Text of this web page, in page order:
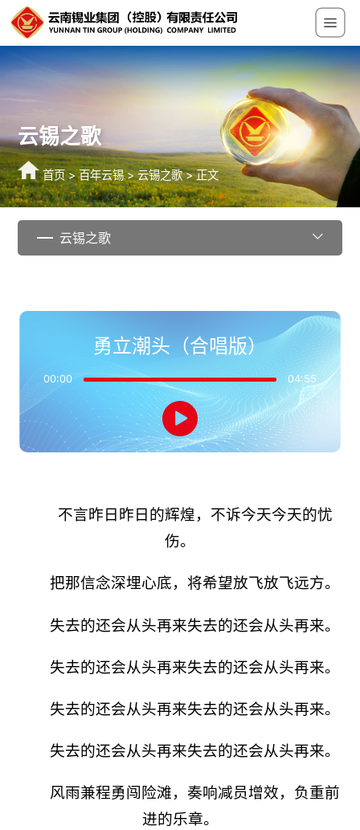
云锡之歌
首页>百年云锡>云锡之歌> 正文
云锡之歌
勇立潮头（合唱版）
00:00 04:55
不言昨日昨日的辉煌，不诉今天今天的忧
伤。
把那信念深埋心底，将希望放飞放飞远方。
失去的还会从头再来失去的还会从头再来。
失去的还会从头再来失去的还会从头再来。
失去的还会从头再来失去的还会从头再来。
失去的还会从头再来失去的还会从头再来。
风雨兼程勇闯险滩，奏响减员增效，负重前
进的乐章。